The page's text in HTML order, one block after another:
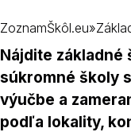
ZoznamŠkôl.eu»
Nájdite základné
súkromné školy
výučbe a
podľa lokality,